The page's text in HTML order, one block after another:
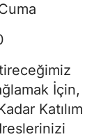
İçin,
Katılım